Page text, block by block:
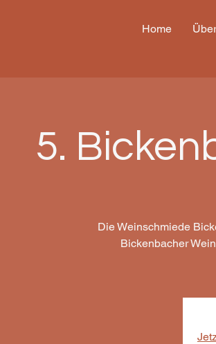
Home
5.
Die Weinschmiede
Bickenbacher